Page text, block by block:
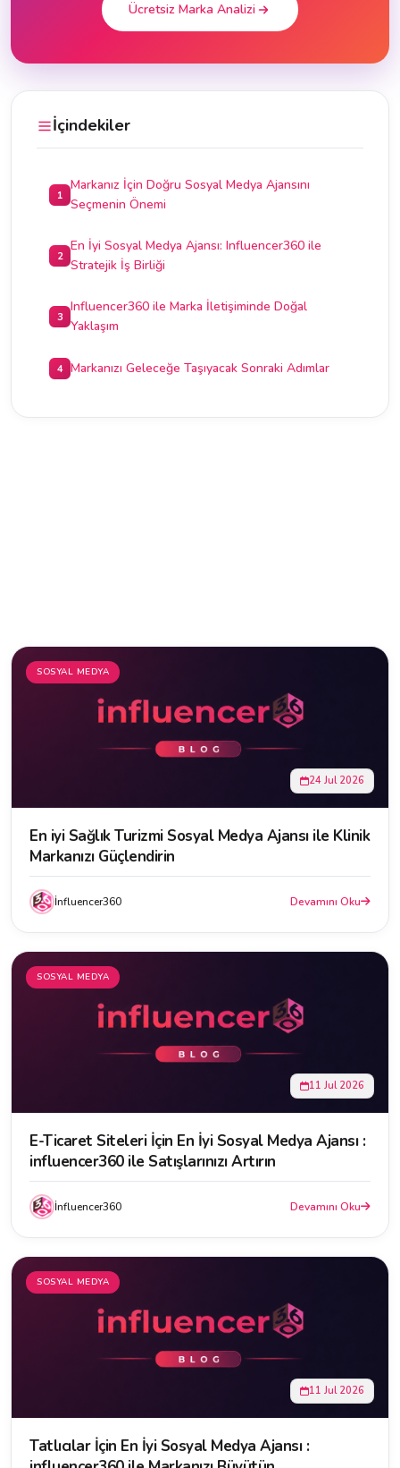
Ücretsiz Marka Analizi
İçindekiler
1
Markanız İçin Doğru Sosyal Medya Ajansını
Seçmenin Önemi
2
En İyi Sosyal Medya Ajansı: Influencer360 ile
Stratejik İş Birliği
3
Influencer360 ile Marka İletişiminde Doğal
Yaklaşım
4 Markanızı Geleceğe Taşıyacak Sonraki Adımlar
SOSYAL MEDYA
24 Jul 2026
En iyi Sağlık Turizmi Sosyal Medya Ajansı ile Klinik
Markanızı Güçlendirin
İnfluencer360 Devamını Oku
SOSYAL MEDYA
11 Jul 2026
E-Ticaret Siteleri İçin En İyi Sosyal Medya Ajansı :
influencer360 ile Satışlarınızı Artırın
İnfluencer360 Devamını Oku
SOSYAL MEDYA
11 Jul 2026
Tatlıcılar İçin En İyi Sosyal Medya Ajansı :